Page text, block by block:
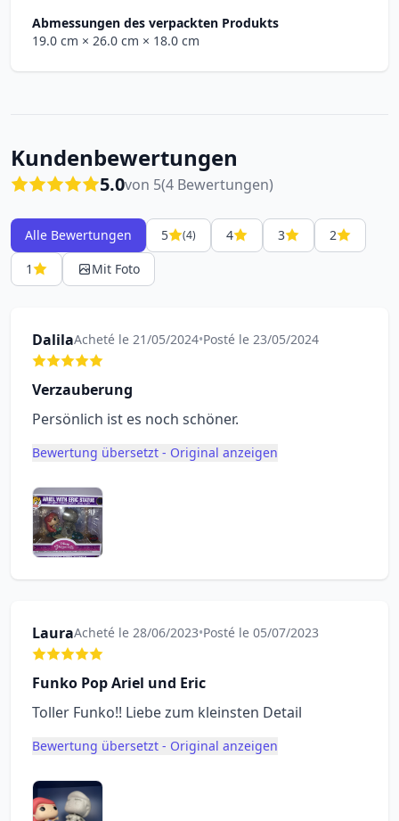
Abmessungen des verpackten Produkts
19.0 cm × 26.0 cm × 18.0 cm
Kundenbewertungen
5.0von 5(4 Bewertungen)
Alle Bewertungen 5 (4) 4 3
2
1
Mit Foto
DalilaAcheté le 21/05/2024•Posté le 23/05/2024
Verzauberung
Persönlich ist es noch schöner.
Bewertung übersetzt - Original anzeigen
LauraAcheté le 28/06/2023•Posté le 05/07/2023
Funko Pop Ariel und Eric
Toller Funko!! Liebe zum kleinsten Detail
Bewertung übersetzt - Original anzeigen